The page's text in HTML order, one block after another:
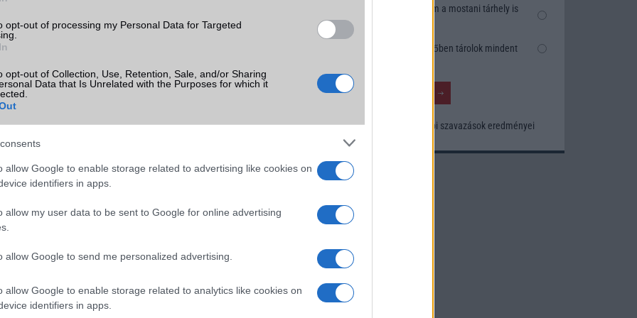
opt-out of processing my Personal Data for Targeted
opt-out of Collection, Use, Retention, Sale, and/or Sharing
Data that Is Unrelated with the Purposes for which it
allow Google to enable storage related to advertising like cookies on
identifiers in apps.
allow my user data to be sent to Google for online advertising
allow Google to send me personalized advertising.
allow Google to enable storage related to analytics like cookies on
identifiers in apps.
telefon folyadékkristályos technológia főzött rom google
kijelző kijelző méret külső memória Litium lte memória metál
processzor rom root teljesítmény
wifi windows mobile windows phone
Nem, nekem a mostani tárhely is
Inkább felhőben tárolok mindent
Korábbi szavazások eredményei